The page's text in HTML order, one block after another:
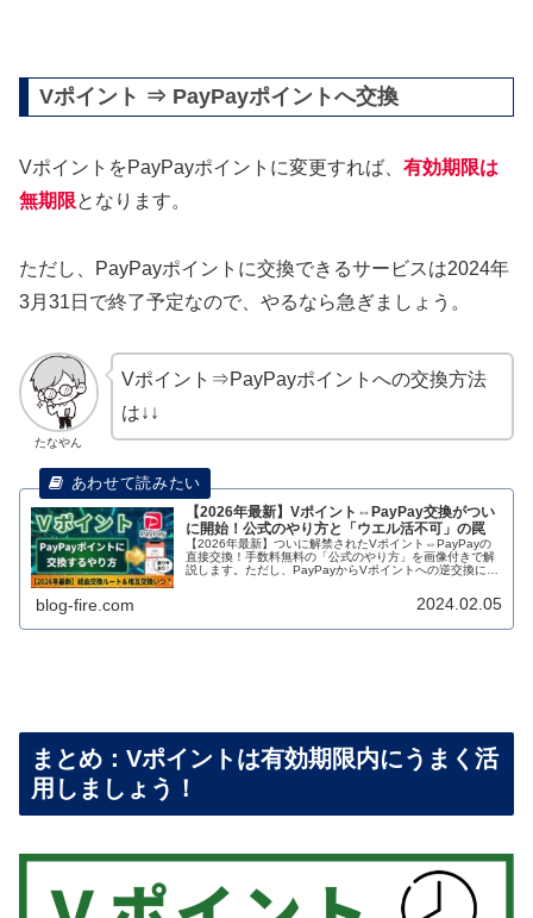
Vポイント ⇒ PayPayポイントへ交換
VポイントをPayPayポイントに変更すれば、 有効期限は
無期限となります。
ただし、PayPayポイントに交換できるサービスは2024年
3月31日で終了予定なので、やるなら急ぎましょう。
たなやん
Vポイント⇒PayPayポイントへの交換方法
は↓↓
【2026年最新】Vポイント⇔PayPay交換がつい
に開始！公式のやり方と「ウエル活不可」の罠
【2026年最新】ついに解禁されたVポイント⇔PayPayの
直接交換！手数料無料の「公式のやり方」を画像付きで解
説します。ただし、PayPayからVポイントへの逆交換には
blog-fire.com 2024.02.05
まとめ：Vポイントは有効期限内にうまく活
用しましょう！